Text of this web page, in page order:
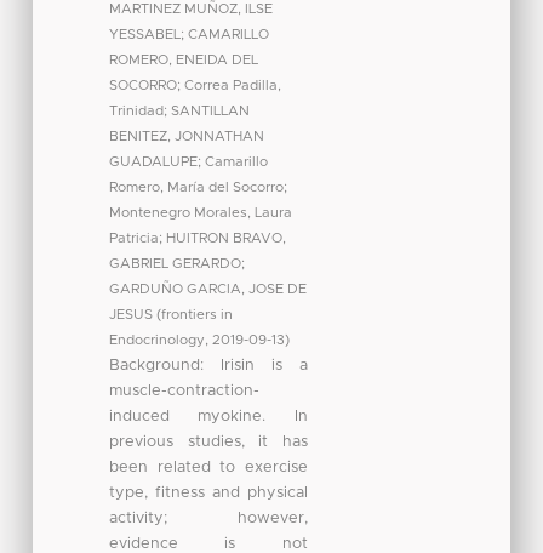
MARTINEZ MUÑOZ, ILSE
YESSABEL ; CAMARILLO
ROMERO, ENEIDA DEL
SOCORRO; Correa Padilla,
Trinidad; SANTILLAN
BENITEZ, JONNATHAN
GUADALUPE; Camarillo
Romero, María del Socorro;
Montenegro Morales, Laura
Patricia; HUITRON BRAVO,
GABRIEL GERARDO;
GARDUÑO GARCIA, JOSE DE
JESUS (frontiers in
Endocrinology
2019-09-13)
Background: Irisin is a
muscle-contraction-
induced myokine. In
previous studies, it has
been related to exercise
type, fitness and physical
activity; however,
evidence is not